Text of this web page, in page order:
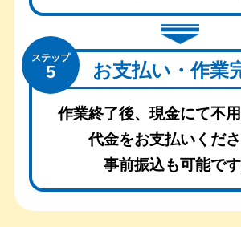
ステップ
5 お支払い・作業
作業終了後、現金にて不
代金をお支払いくださ
事前振込も可能です